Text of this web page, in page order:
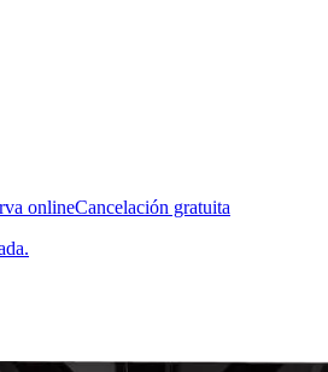
onlineCancelación gratuita